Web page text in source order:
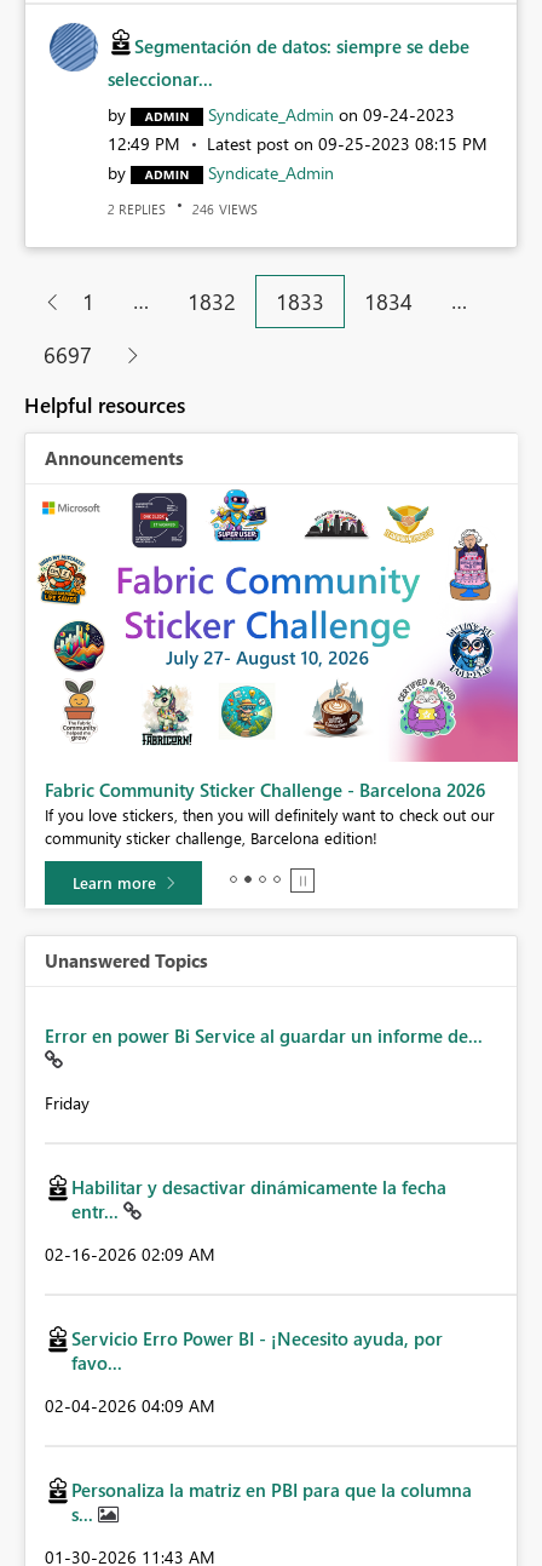
Segmentación de datos: siempre se debe
seleccionar...
by Syndicate_Admin on ‎09-24-2023
12:49 PM
Latest post on ‎09-25-2023 08:15 PM
by
Syndicate_Admin
2 REPLIES 246 VIEWS
1 … 1832 1833 1834
…
6697
Helpful resources
Announcements
Fabric Community Sticker Challenge - Barcelona 2026
If you love stickers, then you will definitely want to check out our
community sticker challenge, Barcelona edition!
Learn more
Unanswered Topics
Error en power Bi Service al guardar un informe de...
Friday
Habilitar y desactivar dinámicamente la fecha
entr...
‎02-16-2026 02:09 AM
Servicio Erro Power BI - ¡Necesito ayuda, por
favo...
‎02-04-2026 04:09 AM
Personaliza la matriz en PBI para que la columna
s...
‎01-30-2026 11:43 AM